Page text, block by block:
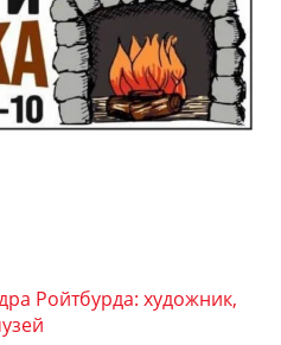
Ройтбурда: художник,